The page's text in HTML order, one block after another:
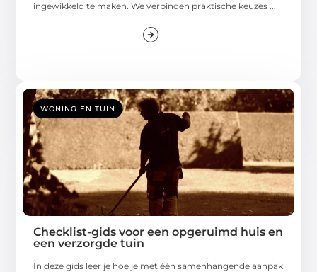
ingewikkeld te maken. We verbinden praktische keuzes ...
WONING EN TUIN
Checklist-gids voor een opgeruimd huis en
een verzorgde tuin
In deze gids leer je hoe je met één samenhangende aanpak